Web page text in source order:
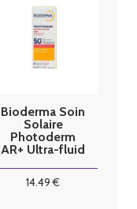
Bioderma Soin
Solaire
Photoderm
AR+ Ultra-fluid
14.49 €